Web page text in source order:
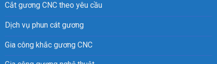
Cắt gương CNC theo yêu cầu
Dịch vụ phun cát gương
Gia công khắc gương CNC